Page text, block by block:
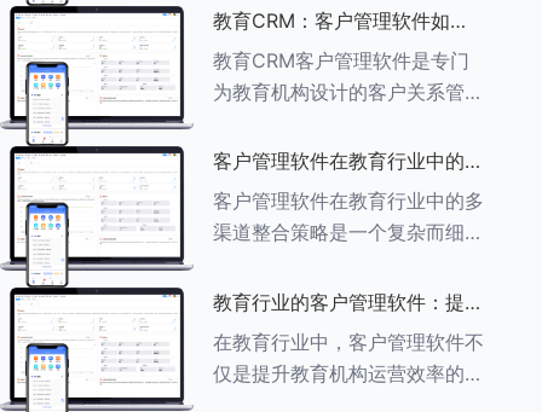
用。以下是对客户管理软件在教
育行业中学员反馈循环机制的详
细分析： ###一、学员反馈循
环机制
教育CRM：客户管理软件如何
助力教育机构实现可持续发展
教育CRM客户管理软件是专门
为教育机构设计的客户关系管理
家长、教师及其他相关方的互
动，对教育机构实现可持续发展
具有重要意义。以下是教育
CRM如何助力教育
客户管理软件在教育行业中的多
渠道整合策略
客户管理软件在教育行业中的多
渠道整合策略是一个复杂而细致
多种渠道，提升教育机构的市场
竞争力、客户满意度和运营效
率。以下是对这一策略的具体分
析： ###
教育行业的客户管理软件：提升
家长参与度的关键
在教育行业中，客户管理软件不
仅是提升教育机构运营效率的重